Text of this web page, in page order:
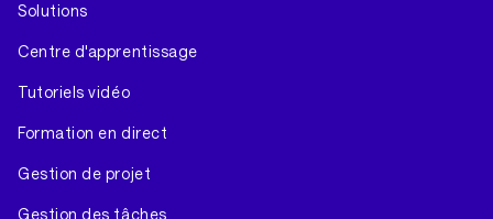
Solutions
Centre d'apprentissage
Tutoriels vidéo
Formation en direct
Gestion de projet
Gestion des tâches